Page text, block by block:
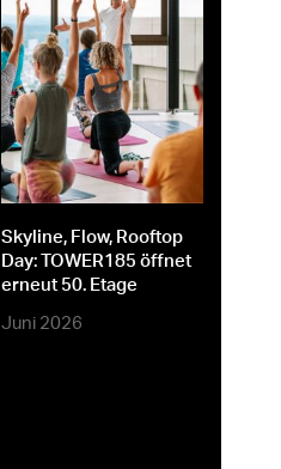
Skyline, Flow, Rooftop
Day: TOWER185 öffnet
erneut 50. Etage
Juni 2026